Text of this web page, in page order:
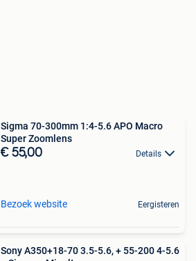
Sigma 70-300mm 1:4-5.6 APO Macro
Super Zoomlens
€ 55,00 Details
Bezoek website Eergisteren
Sony A350+18-70 3.5-5.6, + 55-200 4-5.6